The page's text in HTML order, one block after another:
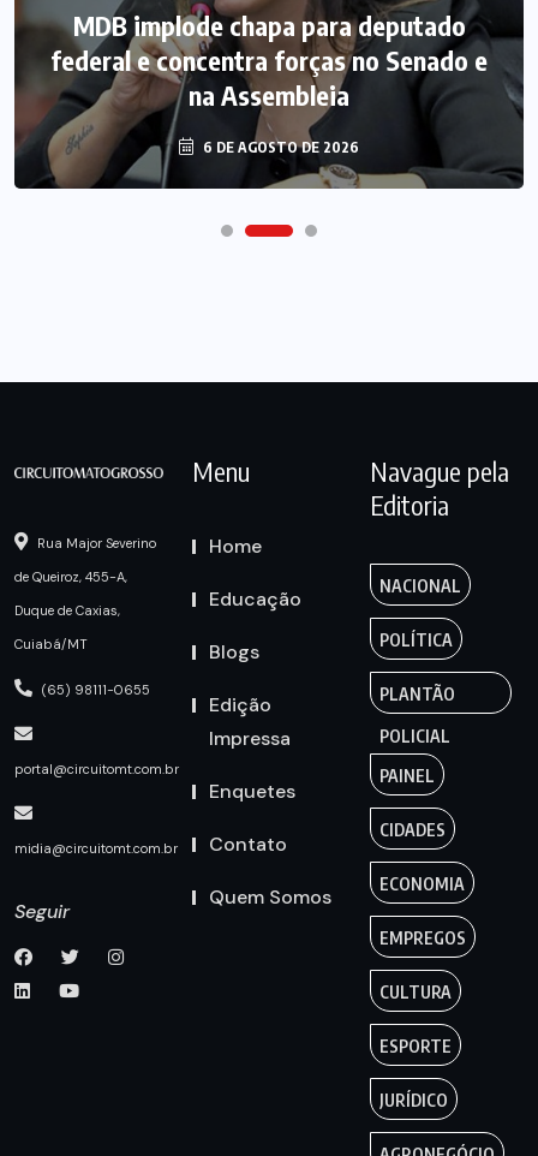
MDB implode chapa para deputado
federal e concentra forças no Senado e
na Assembleia
6 DE AGOSTO DE 2026
Rua Major Severino
de Queiroz, 455-A,
Duque de Caxias,
Cuiabá/MT
(65) 98111-0655
portal@circuitomt.com.br
midia@circuitomt.com.br
Seguir
Menu
Home
Educação
Blogs
Edição
Impressa
Enquetes
Contato
Quem Somos
Navague pela
Editoria
NACIONAL
POLÍTICA
PLANTÃO
POLICIAL
PAINEL
CIDADES
ECONOMIA
EMPREGOS
CULTURA
ESPORTE
JURÍDICO